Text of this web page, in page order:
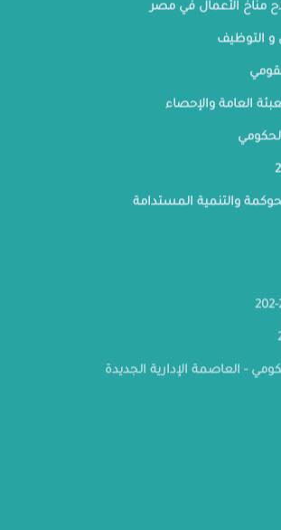
مناخ الأعمال في مصر
و التوظيف
العامة والإحصاء
والتنمية المستدامة
- العاصمة الإدارية الجديدة